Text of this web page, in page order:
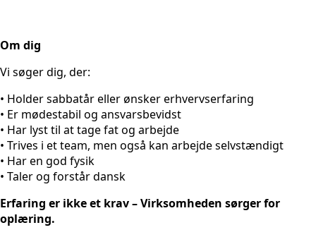
Om dig
Vi søger dig, der:
• Holder sabbatår eller ønsker erhvervserfaring
• Er mødestabil og ansvarsbevidst
• Har lyst til at tage fat og arbejde
• Trives i et team, men også kan arbejde selvstændigt
• Har en god fysik
• Taler og forstår dansk
Erfaring er ikke et krav – Virksomheden sørger for
oplæring.